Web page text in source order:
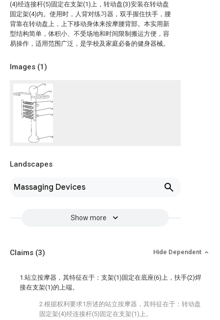
(4)经连接杆(5)固定在支架(1)上，转动盘(3)安装在转动盘
固定架(4)内。使用时，人背对练习器，双手握住扶手，腰
背靠在转动盘上，上下移动身体来按摩腰背部。本实用新
型结构简单，体积小、不受场地和时间限制搬运方便，容
易操作，适用范围广泛，是学校及家庭必备的健身器械。
Images (1)
Landscapes
Massaging Devices
Show more
Claims (3) Hide Dependent
1.站立按摩器，其特征在于：支架(1)固定在底座(6)上，扶手(2)焊
接在支架(1)的上端。
2.根据权利要求1所述的站立按摩器，其特征在于：转动盘
固定架(4)经连接杆(5)固定在支架(1)上。